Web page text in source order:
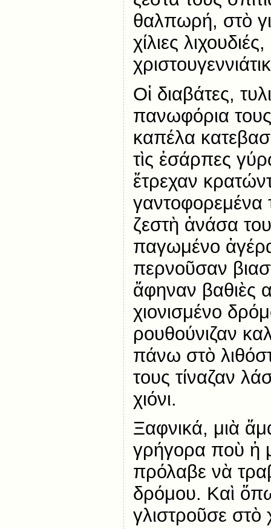
θαλπωρή, στὸ
χίλιες
Οἱ διαβάτες,
πανωφόρια
καπέλα
τὶς ἐσάρπες
ἔτρεχαν
γαντοφορεμένα
ζεστὴ ἀνάσα
παγωμένο
περνοῦσαν
ἄφηναν βαθιὲς
χιονισμένο
ρουθούνιζαν
πάνω στὸ
τους τίναζαν
χιόνι.
Ξαφνικά, μιὰ
γρήγορα ποὺ ἡ
πρόλαβε νὰ
δρόμου. Καὶ
γλιστροῦσε στὸ